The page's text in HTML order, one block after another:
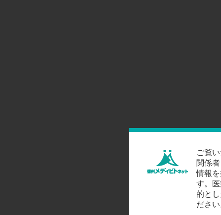
ご覧
関係
情報
す。
的と
ださ